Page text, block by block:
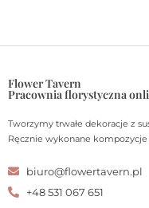
Flower Tavern
Pracownia florystyczna
Tworzymy trwałe dekoracje z
Ręcznie wykonane
biuro@flowertavern.pl
+48 531 067 651